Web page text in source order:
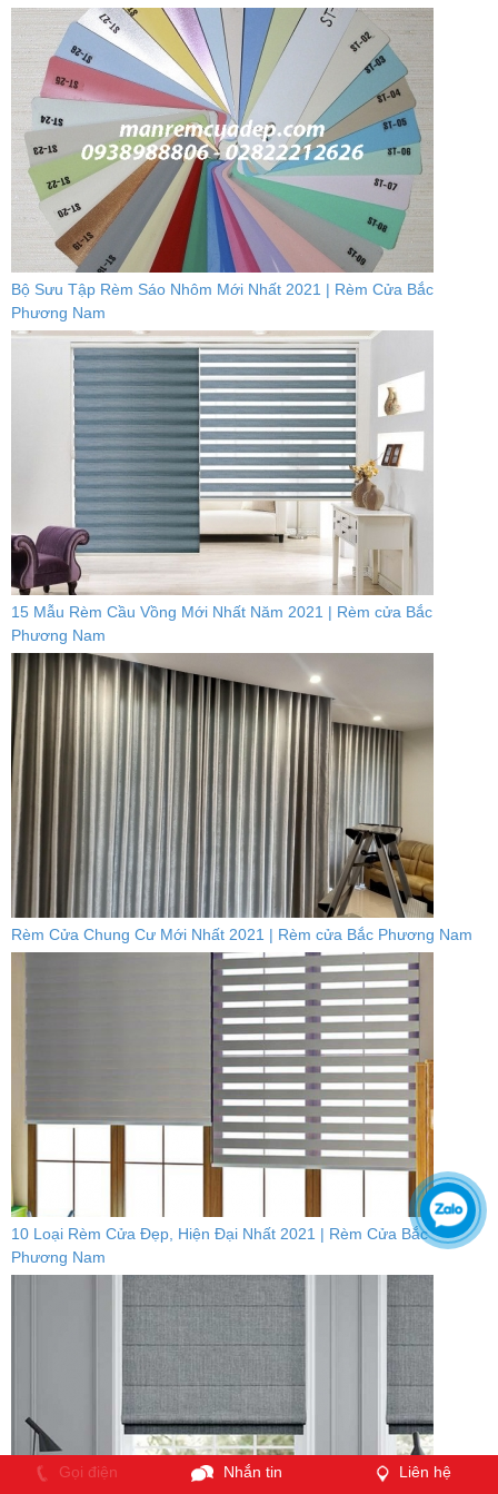
Bộ Sưu Tập Rèm Sáo Nhôm Mới Nhất 2021 | Rèm Cửa Bắc
Phương Nam
15 Mẫu Rèm Cầu Vồng Mới Nhất Năm 2021 | Rèm cửa Bắc
Phương Nam
Rèm Cửa Chung Cư Mới Nhất 2021 | Rèm cửa Bắc Phương Nam
10 Loại Rèm Cửa Đẹp, Hiện Đại Nhất 2021 | Rèm Cửa Bắc
Phương Nam
Gọi điện Nhắn tin Liên hệ